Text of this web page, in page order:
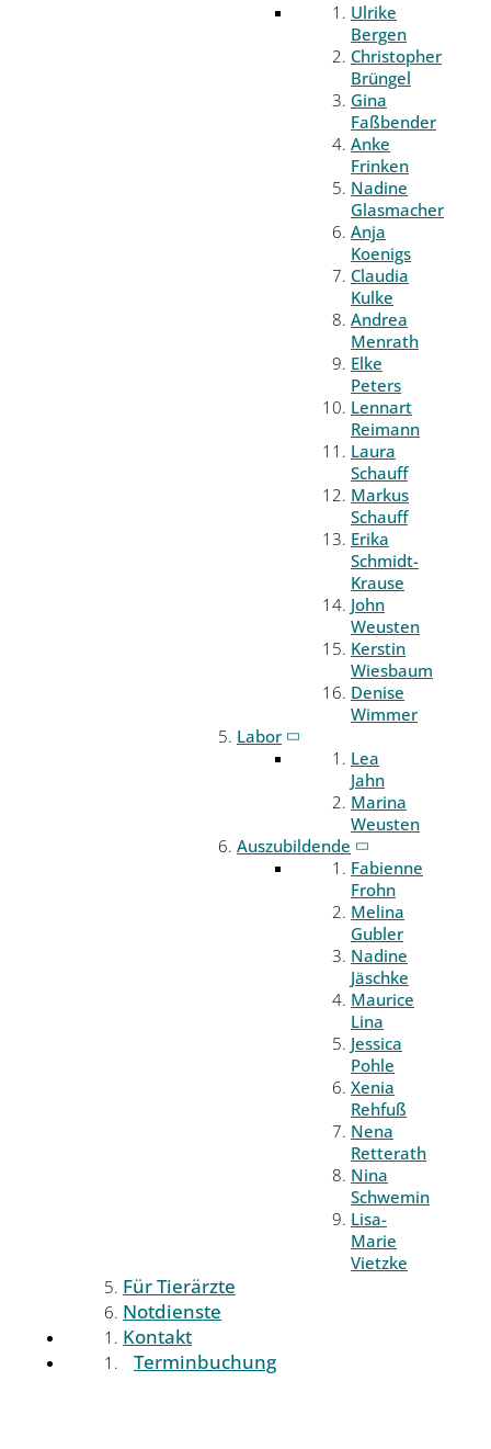
Ulrike
Bergen
Christopher
Brüngel
Gina
Faßbender
Anke
Frinken
Nadine
Glasmacher
Anja
Koenigs
Claudia
Kulke
Andrea
Menrath
Elke
Peters
Lennart
Reimann
Laura
Schauff
Markus
Schauff
Erika
Schmidt-
Krause
John
Weusten
Kerstin
Wiesbaum
Denise
Wimmer
Labor
Lea
Jahn
Marina
Weusten
Auszubildende
Fabienne
Frohn
Melina
Gubler
Nadine
Jäschke
Maurice
Lina
Jessica
Pohle
Xenia
Rehfuß
Nena
Retterath
Nina
Schwemin
Lisa-
Marie
Vietzke
Für Tierärzte
Notdienste
Kontakt
Terminbuchung